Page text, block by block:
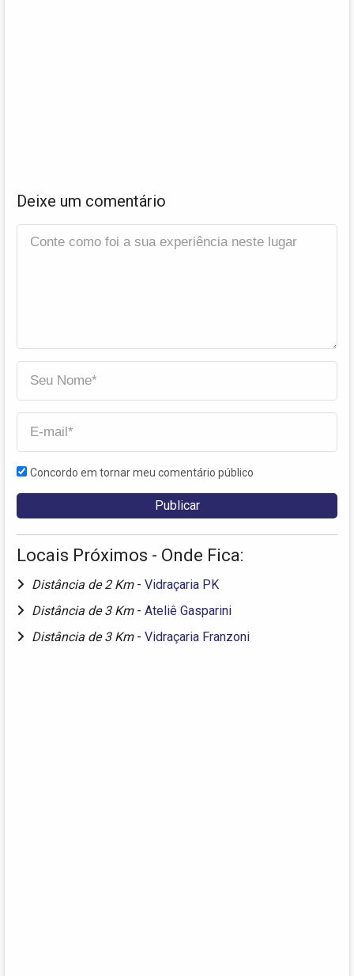
Deixe um comentário
Concordo em tornar meu comentário público
Locais Próximos - Onde Fica:
Distância de 2 Km - Vidraçaria PK
Distância de 3 Km - Ateliê Gasparini
Distância de 3 Km - Vidraçaria Franzoni